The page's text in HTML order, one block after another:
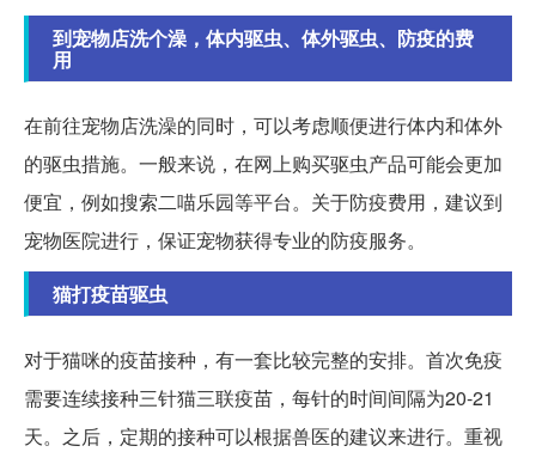
到宠物店洗个澡，体内驱虫、体外驱虫、防疫的费
用
在前往宠物店洗澡的同时，可以考虑顺便进行体内和体外
的驱虫措施。一般来说，在网上购买驱虫产品可能会更加
便宜，例如搜索二喵乐园等平台。关于防疫费用，建议到
宠物医院进行，保证宠物获得专业的防疫服务。
猫打疫苗驱虫
对于猫咪的疫苗接种，有一套比较完整的安排。首次免疫
需要连续接种三针猫三联疫苗，每针的时间间隔为20-21
天。之后，定期的接种可以根据兽医的建议来进行。重视